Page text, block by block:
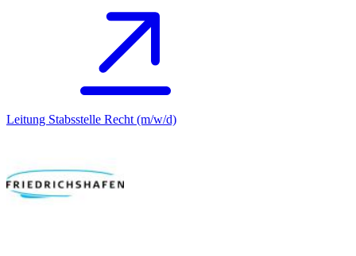
Leitung Stabsstelle Recht (m/w/d)